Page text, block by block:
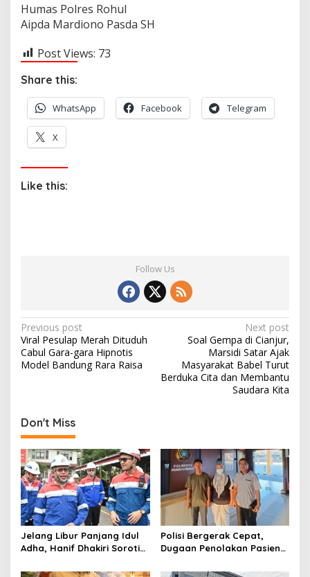
Humas Polres Rohul
Aipda Mardiono Pasda SH
Post Views: 73
Share this:
WhatsApp Facebook Telegram
X
Like this:
Follow Us
P
o
s
a
v
i
g
a
t
i
Previous post
Viral Pesulap Merah Dituduh
Cabul Gara-gara Hipnotis
Model Bandung Rara Raisa
Next post
Soal Gempa di Cianjur,
Marsidi Satar Ajak
Masyarakat Babel Turut
Berduka Cita dan Membantu
Saudara Kita
Don't Miss
Jelang Libur Panjang Idul
Adha, Hanif Dhakiri Soroti
BBM Bersubsidi
Polisi Bergerak Cepat,
Dugaan Penolakan Pasien
Diusut Serius